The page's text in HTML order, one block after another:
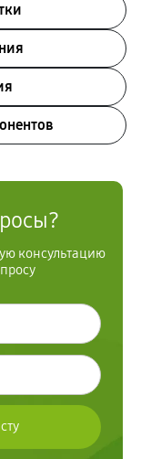
консультацию